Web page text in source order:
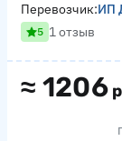
≈ 1206
Перевозчик:ИП
5 1 отзыв